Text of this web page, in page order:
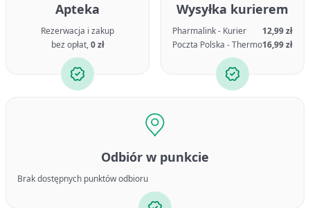
Apteka
Rezerwacja i zakup
bez opłat,0 zł
Wysyłka kurierem
Pharmalink - Kurier
12,99 zł
Poczta Polska - Thermo16,99 zł
Odbiór w punkcie
Brak dostępnych punktów odbioru